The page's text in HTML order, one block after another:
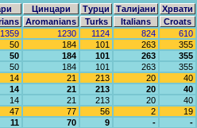
Цинцари Турци Талијани Хрвати
Aromanians Turks Italians Croats
1359 1230 1124 824 610
50 184 101 263 355
50 184 101 263 355
50 184 101 263 355
14 21 213 20 40
14 21 213 20 40
14 21 213 20 40
47 77 56 2 19
11 70 9 - -